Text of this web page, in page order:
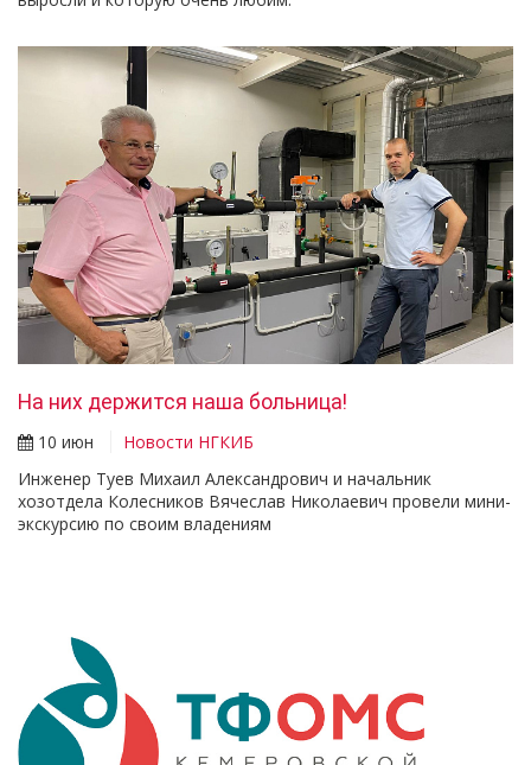
На них держится наша больница!
10 июн
Новости НГКИБ
Инженер Туев Михаил Александрович и начальник
хозотдела Колесников Вячеслав Николаевич провели мини-
экскурсию по своим владениям